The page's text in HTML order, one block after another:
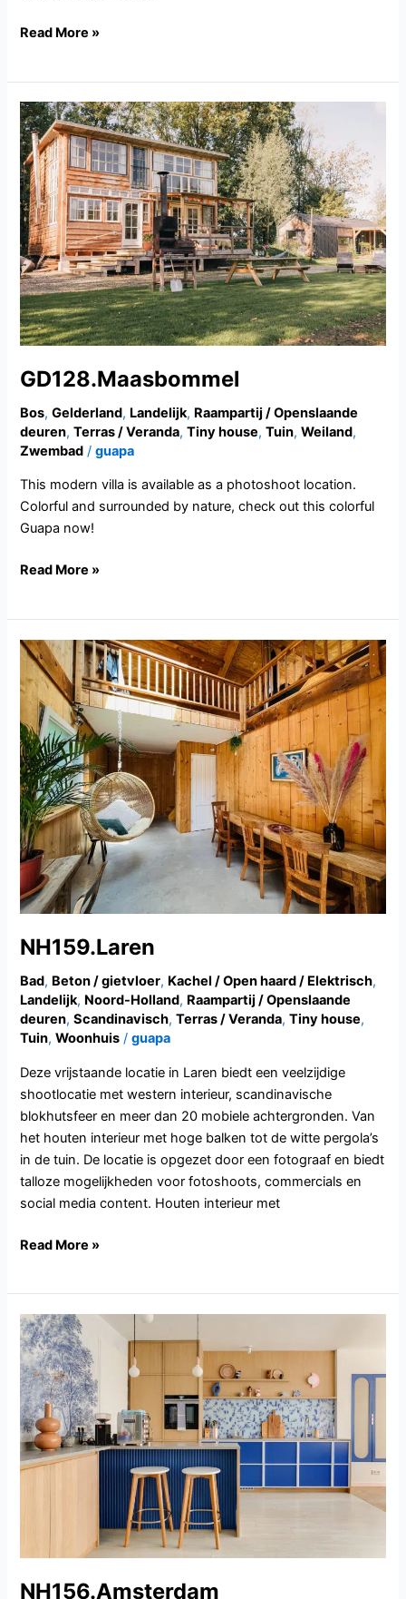
Read More »
GD128.Maasbommel
Bos,Gelderland, Landelijk, Raampartij / Openslaande
deuren,Terras / Veranda,Tiny house,Tuin,Weiland,
Zwembad /guapa
This modern villa is available as a photoshoot location.
Colorful and surrounded by nature, check out this colorful
Guapa now!
GD128.Maasbommel
Read More »
NH159.Laren
Bad, Beton / gietvloer, Kachel / Open haard / Elektrisch,
Landelijk, Noord-Holland, Raampartij / Openslaande
deuren,Scandinavisch,Terras / Veranda,Tiny house,
Tuin,Woonhuis /guapa
Deze vrijstaande locatie in Laren biedt een veelzijdige
shootlocatie met western interieur, scandinavische
blokhutsfeer en meer dan 20 mobiele achtergronden. Van
het houten interieur met hoge balken tot de witte pergola’s
in de tuin. De locatie is opgezet door een fotograaf en biedt
talloze mogelijkheden voor fotoshoots, commercials en
social media content. Houten interieur met
NH159.Laren
Read More »
NH156.Amsterdam
NH156.Amsterdam